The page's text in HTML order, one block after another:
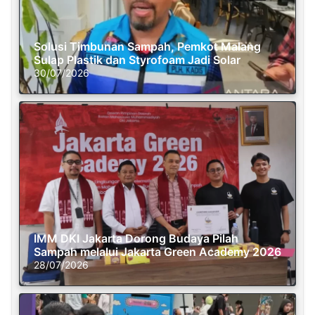
Solusi Timbunan Sampah, Pemkot Malang
Sulap Plastik dan Styrofoam Jadi Solar
30/07/2026
IMM DKI Jakarta Dorong Budaya Pilah
Sampah melalui Jakarta Green Academy 2026
28/07/2026